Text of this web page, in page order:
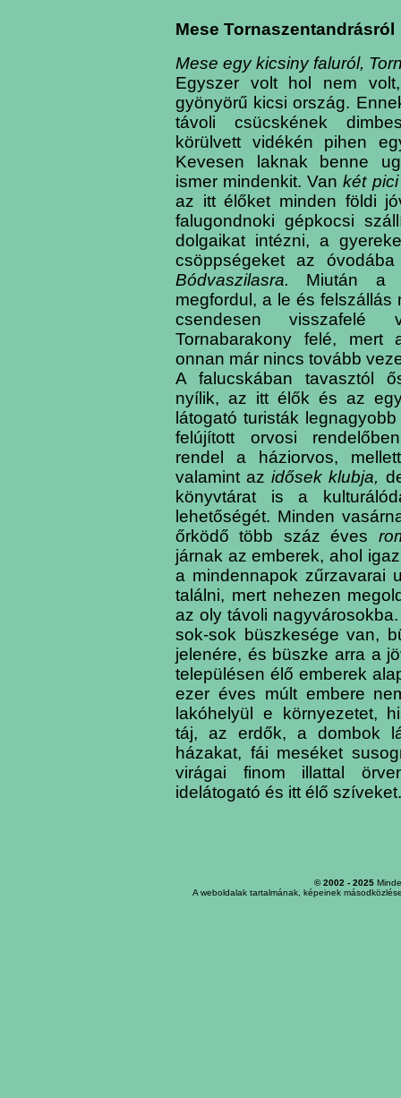
Mese Tornaszentandrásról
Mese egy kicsiny faluról,
Egyszer volt hol nem
gyönyörű kicsi ország.
távoli csücskének
körülvett vidékén pihen
Kevesen laknak benne
ismer mindenkit. Vankét
az itt élőket minden földi
falugondnoki gépkocsi
dolgaikat intézni, a
csöppségeket az
Bódvaszilasra. Miután a
megfordul, a le és felszállás
csendesen
Tornabarakony felé, mert
onnan már nincs tovább
A falucskában tavasztól
nyílik, az itt élők és az
látogató turisták
felújított orvosi
rendel a háziorvos,
valamint azidősek klubja,
könyvtárat is a
lehetőségét. Minden
őrködő több száz éves
járnak az emberek, ahol
a mindennapok zűrzavarai
találni, mert nehezen
az oly távoli
sok-sok büszkesége van,
jelenére, és büszke arra a
településen élő emberek
ezer éves múlt embere
lakóhelyül e környezetet,
táj, az erdők, a dombok
házakat, fái meséket
virágai finom illattal
idelátogató és itt élő
© 2002 - 2025
A weboldalak tartalmának, képeinek